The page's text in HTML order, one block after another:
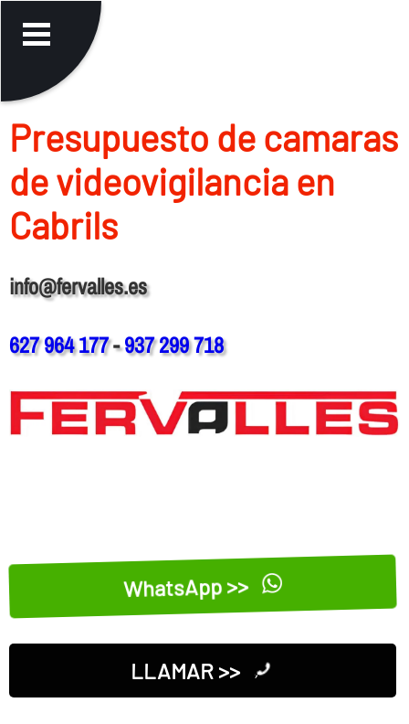
Presupuesto de camaras
de videovigilancia en
Cabrils
info@fervalles.es
627 964 177-937 299 718
WhatsApp >>
LLAMAR >>